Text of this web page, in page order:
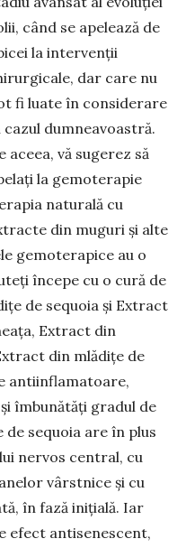
când se apelează de
la intervenții
dar care nu
fi luate în considerare
cazul dumneavoastră.
aceea, vă sugerez să
la gemoterapie
naturală cu
din muguri și alte
gemoterapice au o
începe cu o cură de
de sequoia și Extract
Extract din
din mlădițe de
antiinflamatoare,
îmbunătăți gradul de
sequoia are în plus
nervos central, cu
vârstnice și cu
în fază inițială. Iar
efect antisenescent,